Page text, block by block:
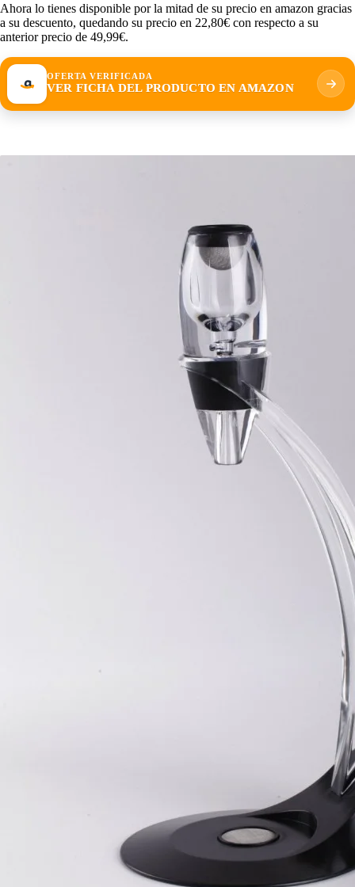
Ahora lo tienes disponible por la mitad de su precio en amazon gracias
a su descuento, quedando su precio en 22,80€ con respecto a su
anterior precio de 49,99€.
OFERTA VERIFICADA
VER FICHA DEL PRODUCTO EN AMAZON